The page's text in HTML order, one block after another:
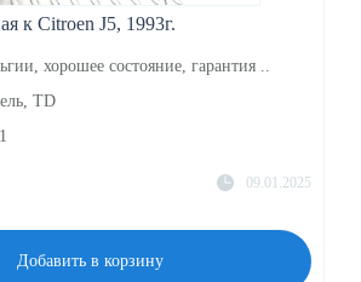
к Citroen J5, 1993г.
хорошее состояние, гарантия ..
TD
09.01.2025
Добавить в корзину